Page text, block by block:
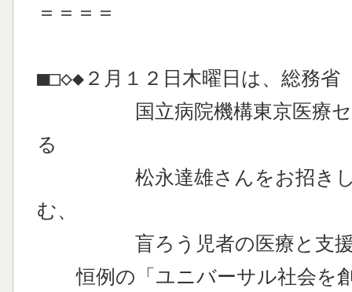
＝＝＝＝
■□◇◆２月１２日木曜日は、総務
国立病院機構東京医療セン
る
松永達雄さんをお招きし、
む、
盲ろう児者の医療と支援
恒例の「ユニバーサル社会を